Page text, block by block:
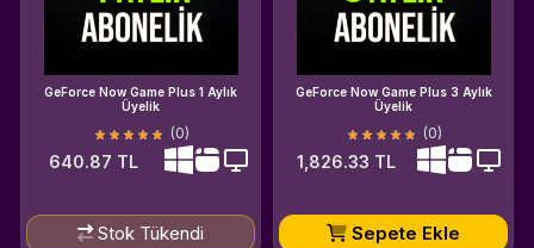
GeForce Now Game Plus 1 Aylık
Üyelik
(0)
640.87 TL
Stok Tükendi
GeForce Now Game Plus 3 Aylık
Üyelik
(0)
1,826.33 TL
Sepete Ekle